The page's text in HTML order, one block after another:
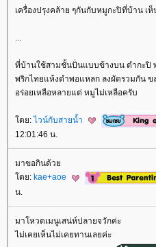
เครื่องปรุงคล้าย ๆกันกับหมูกะปิที่บ้าน เ
...
ที่บ้านใช้สามชั้นปั่นแบบข้างบน ตำกะปิ
พริกไทยแห้งตำพอแหลก ลงผัดรวมกัน
อร่อยเหลือหลายแต่ หมูไม่เหลือครับ
ดย: ไวน์กับสายน้ำ
12:01:46 น.
มาขอกินด้ว
ดย: kae+aoe
น.
มาโหวตเมนูเสน่ห์ปลายจวักค่ะ
ไม่เคยเห็นไม่เคยทานเลยค่ะ